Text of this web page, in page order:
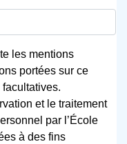
les mentions
portées sur ce
et le traitement
par l’École
à des fins